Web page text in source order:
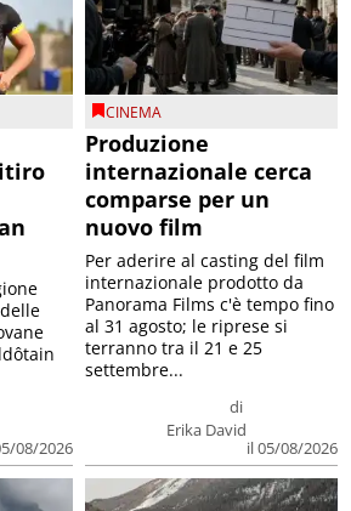
08/2026
CINEMA
Produzione
internazionale cerca
comparse per un
nuovo film
di
Erika David
il 05/08/2026
Per aderire al casting del film
internazionale prodotto da
Panorama Films c'è tempo fino
al 31 agosto; le riprese si
terranno tra il 21 e 25
settembre...